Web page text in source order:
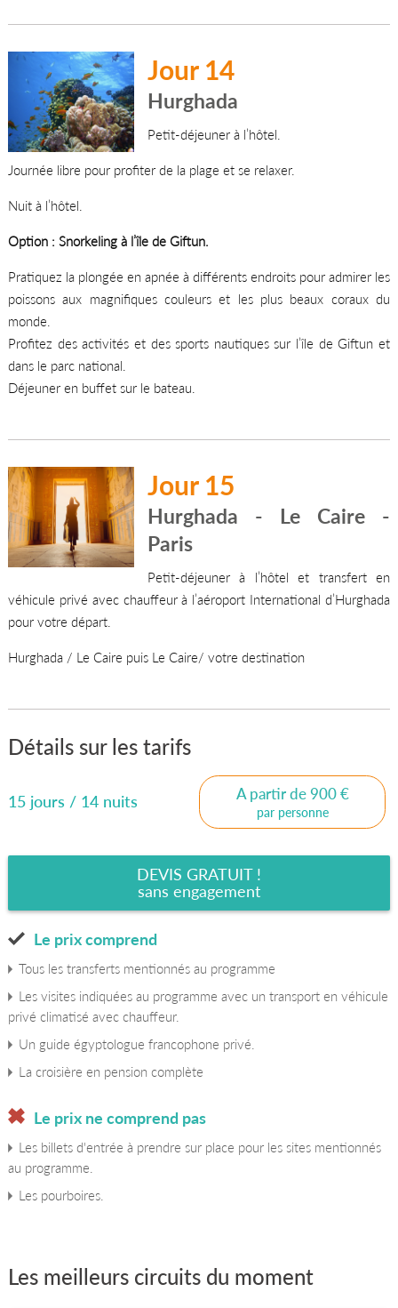
Jour 14
Hurghada
Petit-déjeuner à l’hôtel.
Journée libre pour profiter de la plage et se relaxer.
Nuit à l’hôtel.
Option : Snorkeling à l’île de Giftun.
Pratiquez la plongée en apnée à différents endroits pour admirer les
poissons aux magnifiques couleurs et les plus beaux coraux du
monde.
Profitez des activités et des sports nautiques sur l’île de Giftun et
dans le parc national.
Déjeuner en buffet sur le bateau.
Jour 15
Hurghada - Le Caire -
Paris
Petit-déjeuner à l’hôtel et transfert en
véhicule privé avec chauffeur à l’aéroport International d’Hurghada
pour votre départ.
Hurghada / Le Caire puis Le Caire/ votre destination
Détails sur les tarifs
15 jours / 14 nuits A partir de 900 €
par personne
DEVIS GRATUIT !
sans engagement
Le prix comprend
Tous les transferts mentionnés au programme
Les visites indiquées au programme avec un transport en véhicule
privé climatisé avec chauffeur.
Un guide égyptologue francophone privé.
La croisière en pension complète
Le prix ne comprend pas
Les billets d'entrée à prendre sur place pour les sites mentionnés
au programme.
Les pourboires.
Les meilleurs circuits du moment